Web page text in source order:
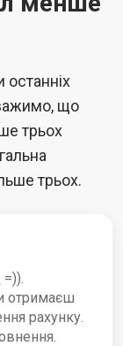
що
трьох
трьох.
отримаєш
рахунку.